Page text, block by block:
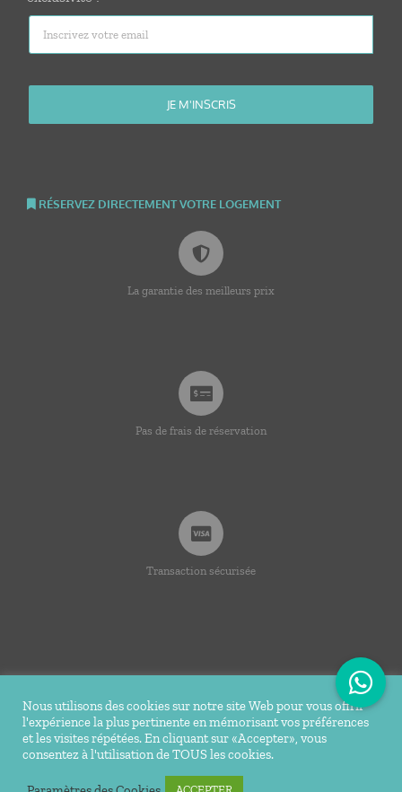
RÉSERVEZ DIRECTEMENT VOTRE LOGEMENT
La garantie des meilleurs prix
Pas de frais de réservation
Transaction sécurisée
© Copyright 2020 -2026 | Ti Bakoua | Tous droits
réservés |Mentions légales| Conception Réalisation du site
Nous utilisons des cookies sur notre site Web pour vous offrir
l'expérience la plus pertinente en mémorisant vos préférences
et les visites répétées. En cliquant sur «Accepter», vous
consentez à l'utilisation de TOUS les cookies.